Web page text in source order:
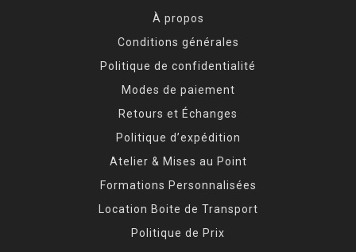
À propos
Conditions générales
Politique de confidentialité
Modes de paiement
Retours et Échanges
Politique d’expédition
Atelier & Mises au Point
Formations Personnalisées
Location Boite de Transport
Politique de Prix